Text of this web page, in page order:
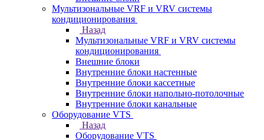
Мультизональные VRF и VRV системы
кондиционирования
Назад
Мультизональные VRF и VRV системы
кондиционирования
Внешние блоки
Внутренние блоки настенные
Внутренние блоки кассетные
Внутренние блоки напольно-потолочные
Внутренние блоки канальные
Оборудование VTS
Назад
Оборудование VTS